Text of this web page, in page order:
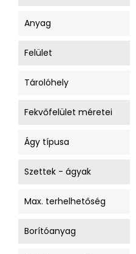
Anyag
Felület
Tárolóhely
Fekvőfelület méretei
Ágy típusa
Szettek - ágyak
Max. terhelhetőség
Borítóanyag